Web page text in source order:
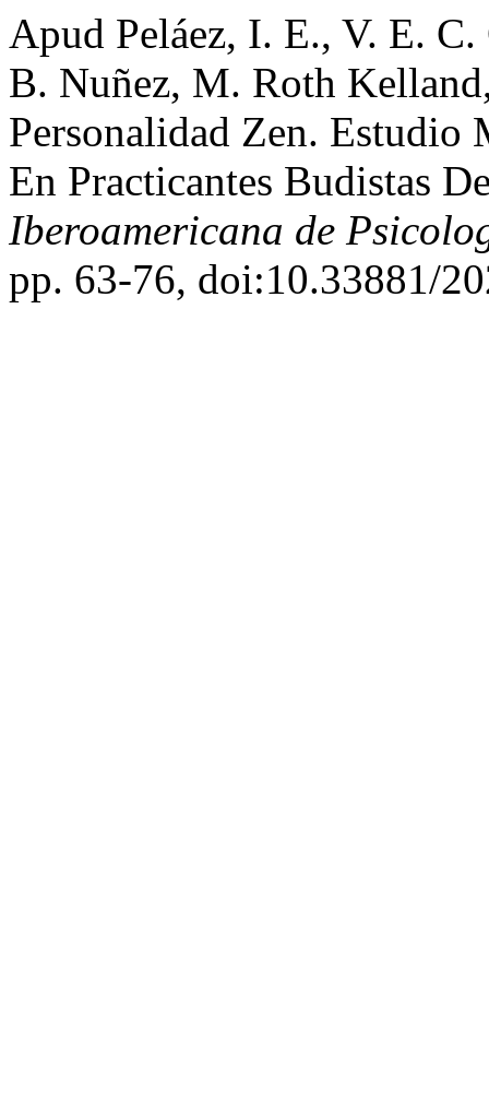
Apud Peláez, I. E., V. E.
B. Nuñez, M. Roth
Personalidad Zen.
En Practicantes Budistas
Iberoamericana de
pp. 63-76, doi:10.33881/